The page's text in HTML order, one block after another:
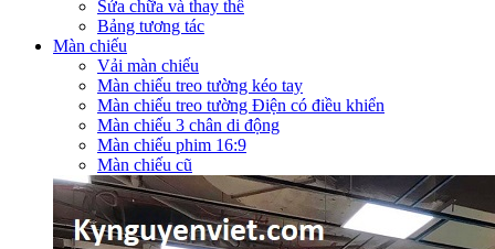
Sửa chữa và thay thế
Bảng tương tác
Màn chiếu
Vải màn chiếu
Màn chiếu treo tường kéo tay
Màn chiếu treo tường Điện có điều khiển
Màn chiếu 3 chân di động
Màn chiếu phim 16:9
Màn chiếu cũ